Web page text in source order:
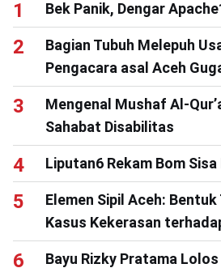
Bek Panik, Dengar
Bagian Tubuh Melepuh
Pengacara asal Aceh
Mengenal Mushaf Al-
Sahabat Disabilitas
Liputan6 Rekam Bom
Elemen Sipil Aceh:
Kasus Kekerasan
Bayu Rizky Pratama